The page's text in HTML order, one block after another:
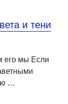
и тени
его мы Если
…